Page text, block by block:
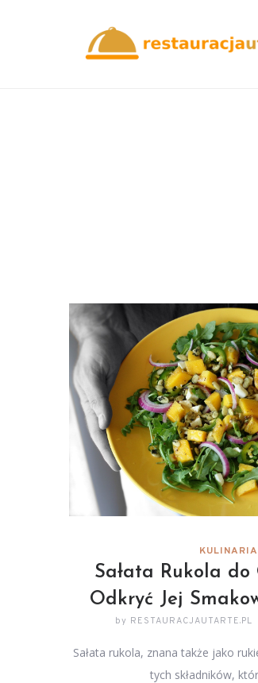
KULINARIA
Sałata Rukola do
Odkryć Jej
by RESTAURACJAUTARTE.PL
Sałata rukola, znana także jako
tych składników,